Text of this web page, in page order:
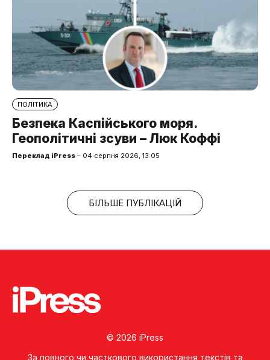
ПОЛІТИКА
Безпека Каспійського моря.
Геополітичні зсуви – Люк Коффі
Переклад iPress – 04 серпня 2026, 13:05
БІЛЬШЕ ПУБЛІКАЦІЙ
© 2026 iPress
За повного чи часткового використання текстів та